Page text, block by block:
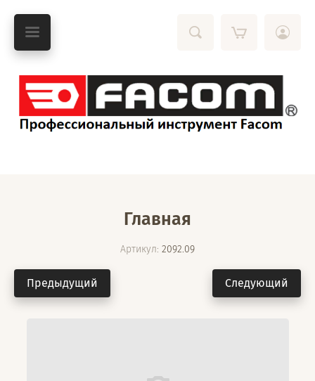
Главная
Артикул: 2092.09
Предыдущий Следующий